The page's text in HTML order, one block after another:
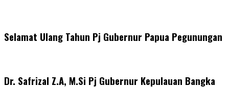
Selamat Ulang Tahun Pj Gubernur Papua Pegunungan
Dr. Safrizal Z.A, M.Si Pj Gubernur Kepulauan Bangka